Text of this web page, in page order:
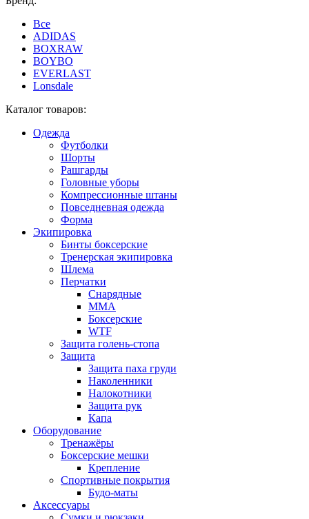
Все
ADIDAS
BOXRAW
BOYBO
EVERLAST
Lonsdale
Каталог товаров:
Одежда
Футболки
Шорты
Рашгарды
Головные уборы
Компрессионные штаны
Повседневная одежда
Форма
Экипировка
Бинты боксерские
Тренерская экипировка
Шлема
Перчатки
Снарядные
ММА
Боксерские
WTF
Защита голень-стопа
Защита
Защита паха груди
Наколенники
Налокотники
Защита рук
Капа
Оборудование
Тренажёры
Боксерские мешки
Крепление
Спортивные покрытия
Будо-маты
Аксессуары